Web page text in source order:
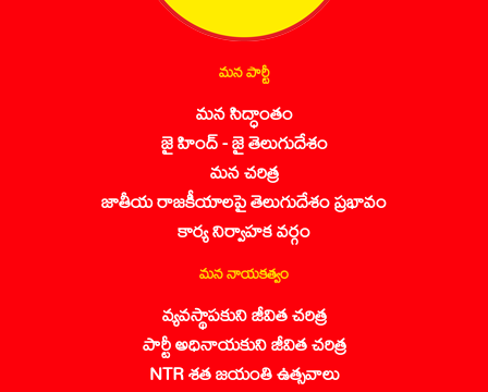
మన పార్టీ
మన సిద్ధాంతం
జై హింద్ - జై తెలుగుదేశం
మన చరిత్ర
జాతీయ రాజకీయాలపై తెలుగుదేశం ప్రభావం
కార్య నిర్వాహక వర్గం
మన నాయకత్వం
వ్యవస్థాపకుని జీవిత చరిత్ర
పార్టీ అధినాయకుని జీవిత చరిత్ర
NTR శత జయంతి ఉత్సవాలు